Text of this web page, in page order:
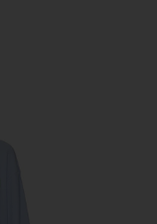
V4 KARA CREWNECK スウ